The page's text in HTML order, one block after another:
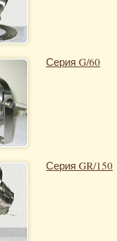
Серия G/60
Серия GR/150